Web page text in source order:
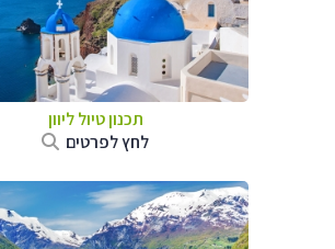
תכנון טיול ליוון
לחץ לפרטים